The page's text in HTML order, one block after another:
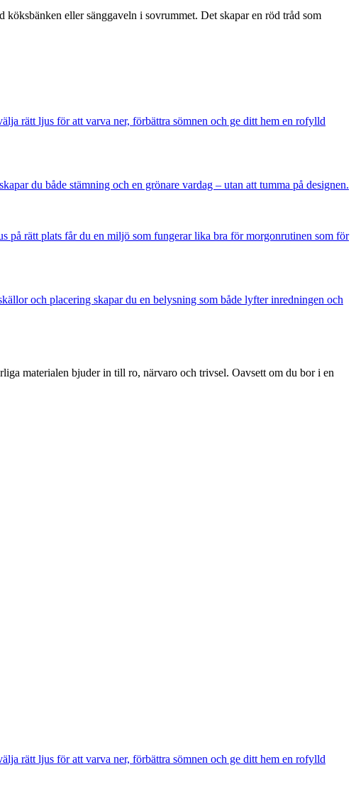
eller sänggaveln i sovrummet. Det skapar en röd tråd som
rätt ljus för att varva ner, förbättra sömnen och ge ditt hem en rofylld
du både stämning och en grönare vardag – utan att tumma på designen.
på rätt plats får du en miljö som fungerar lika bra för morgonrutinen som för
och placering skapar du en belysning som både lyfter inredningen och
materialen bjuder in till ro, närvaro och trivsel. Oavsett om du bor i en
rätt ljus för att varva ner, förbättra sömnen och ge ditt hem en rofylld